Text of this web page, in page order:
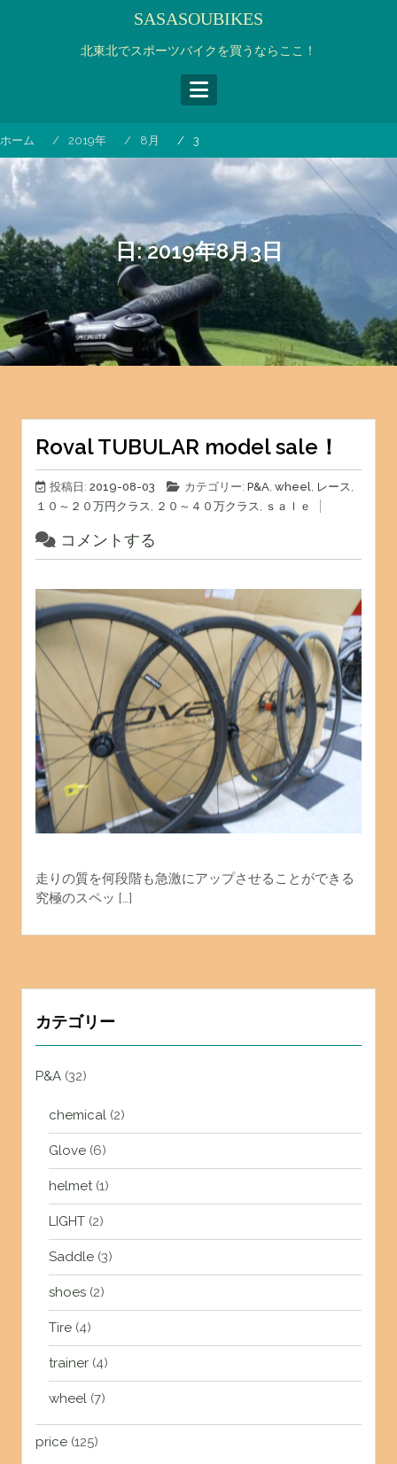
キ
ッ
SASASOUBIKES
北東北でスポーツバイクを買うならここ！
ホーム 2019年 8月 3
日:2019年8月3日
Roval TUBULAR model sale！
投稿日: 2019-08-03 カテゴリー: P&A, wheel, レース,
１０～２０万円クラス, ２０～４０万クラス, ｓａｌｅ
コメントする
走りの質を何段階も急激にアップさせることができる
究極のスペッ […]
カテゴリー
P&A(32)
chemical(2)
Glove(6)
helmet(1)
LIGHT(2)
Saddle(3)
shoes(2)
Tire(4)
trainer(4)
wheel(7)
price(125)